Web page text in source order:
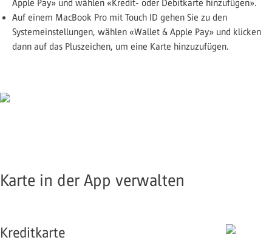
Apple Pay» und wählen «Kredit- oder Debitkarte hinzufügen».
Auf einem MacBook Pro mit Touch ID gehen Sie zu den
Systemeinstellungen, wählen «Wallet & Apple Pay» und klicken
dann auf das Pluszeichen, um eine Karte hinzuzufügen.
Karte in der App verwalten
Kreditkarte